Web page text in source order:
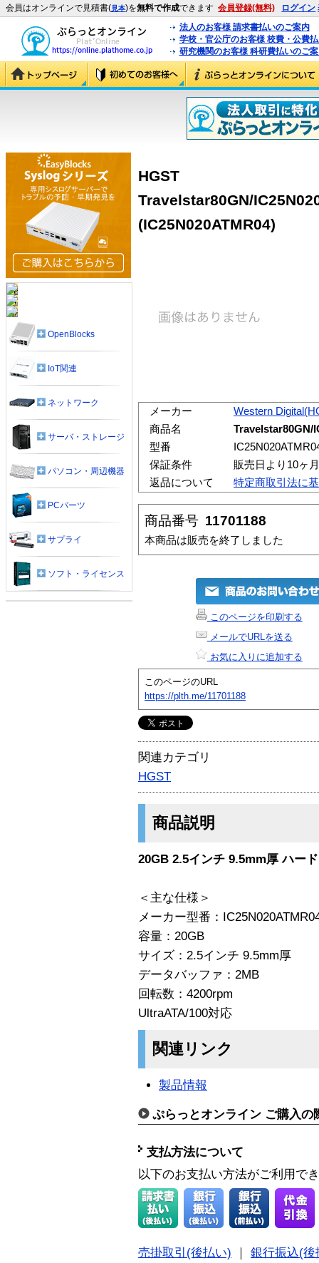
会員はオンラインで見積書(見本)を無料で作成できます 会員登録(無料) ログイン
法人のお客様 請求書払いのご案内
学校・官公庁のお客様 校費・公費
研究機関のお客様 科研費払いのご
HGST
Travelstar80GN/
(IC25N020ATMR04)
メーカー
Western
商品名
Travelstar80GN/
型番
保証条件
販売日より10ヶ
返品について
特定商取引法に
商品番号 11701188
本商品は販売を終了しました
このページを印刷する
メールでURLを送る
お気に入りに追加する
このページのURL
https://plth.me/11701188
関連カテゴリ
HGST
商品説明
20GB 2.5インチ 9.5mm厚 ハー
＜主な仕様＞
メーカー型番：
容量：20GB
サイズ：2.5インチ 9.5mm厚
データバッファ：2MB
回転数：4200rpm
UltraATA/100対応
関連リンク
製品情報
ぷらっとオンライン ご購入の
支払方法について
以下のお支払い方法がご利用で
売掛取引(後払い)
銀行振込(後
OpenBlocks
IoT関連
ネットワーク
サーバ・ストレージ
パソコン・周辺機器
PCパーツ
サプライ
ソフト・ライセンス